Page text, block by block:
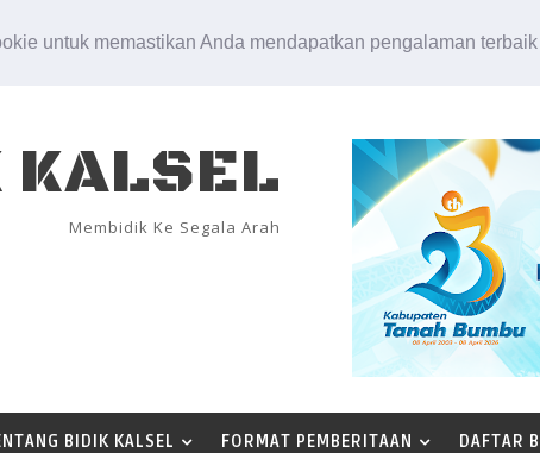
untuk memastikan Anda mendapatkan pengalaman
Membidik Ke Segala Arah
BIDIK KALSEL FORMAT PEMBERITAAN DAFTAR